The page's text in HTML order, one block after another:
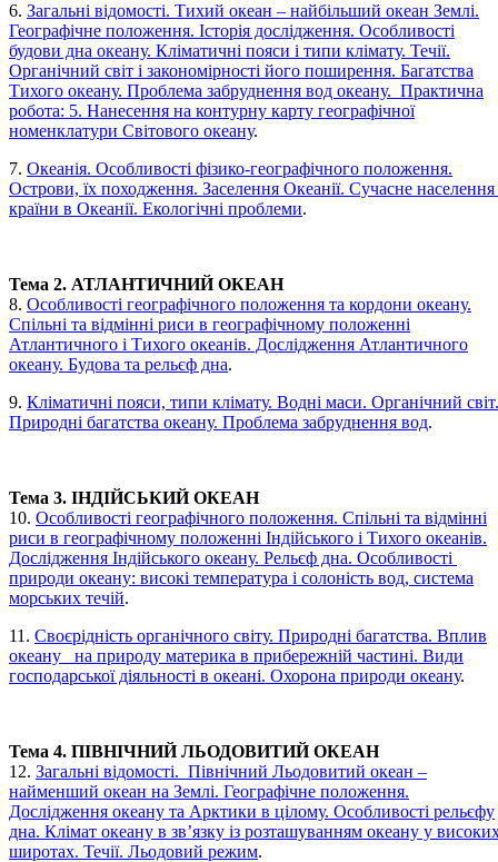
6. Загальні відомості. Тихий океан – найбільший океан Землі.
Географічне положення. Історія дослідження. Особливості
будови дна океану. Кліматичні пояси і типи клімату. Течії.
Органічний світ і закономірності його поширення. Багатства
Тихого океану. Проблема забруднення вод океану. Практична
робота: 5. Нанесення на контурну карту географічної
номенклатури Світового океану.
7. Океанія. Особливості фізико-географічного положення.
Острови, їх походження. Заселення Океанії. Сучасне населення
країни в Океанії. Екологічні проблеми.
Тема 2. АТЛАНТИЧНИЙ ОКЕАН
8. Особливості географічного положення та кордони океану.
Спільні та відмінні риси в географічному положенні
Атлантичного і Тихого океанів. Дослідження Атлантичного
океану. Будова та рельєф дна.
9. Кліматичні пояси, типи клімату. Водні маси. Органічний світ.
Природні багатства океану. Проблема забруднення вод.
Тема 3. ІНДІЙСЬКИЙ ОКЕАН
10. Особливості географічного положення. Спільні та відмінні
риси в географічному положенні Індійського і Тихого океанів.
Дослідження Індійського океану. Рельєф дна. Особливості
природи океану: високі температура і солоність вод, система
морських течій.
11. Своєрідність органічного світу. Природні багатства. Вплив
океану на природу материка в прибережній частині. Види
господарської діяльності в океані. Охорона природи океану.
Тема 4. ПІВНІЧНИЙ ЛЬОДОВИТИЙ ОКЕАН
12. Загальні відомості. Північний Льодовитий океан –
найменший океан на Землі. Географічне положення.
Дослідження океану та Арктики в цілому. Особливості рельєфу
дна. Клімат океану в зв’язку із розташуванням океану у
широтах. Течії. Льодовий режим.